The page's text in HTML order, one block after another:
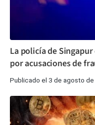
La policía de
por acusaciones de
Publicado el 3 de agosto